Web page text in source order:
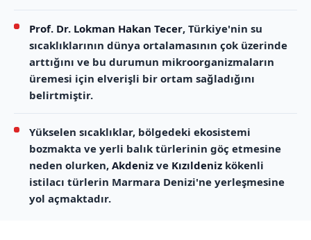
Prof. Dr. Lokman Hakan Tecer, Türkiye'nin su
sıcaklıklarının dünya ortalamasının çok üzerinde
arttığını ve bu durumun mikroorganizmaların
üremesi için elverişli bir ortam sağladığını
belirtmiştir.
Yükselen sıcaklıklar, bölgedeki ekosistemi
bozmakta ve yerli balık türlerinin göç etmesine
neden olurken, Akdeniz ve Kızıldeniz kökenli
istilacı türlerin Marmara Denizi'ne yerleşmesine
yol açmaktadır.